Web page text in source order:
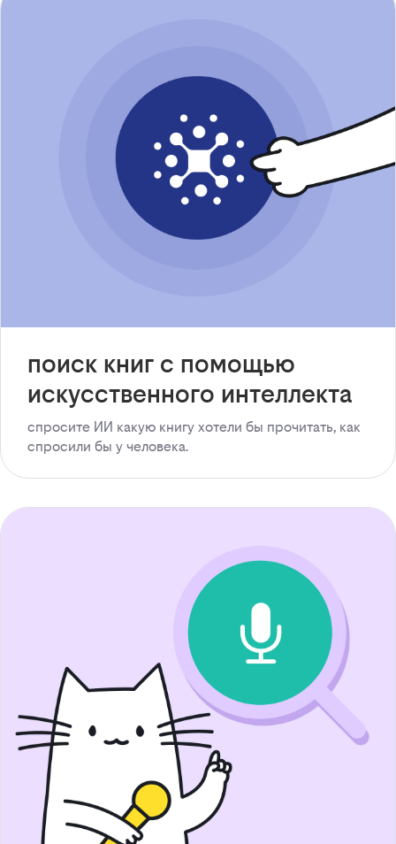
поиск книг с помощью
искусственного интеллекта
спросите ИИ какую книгу хотели бы прочитать, как
спросили бы у человека.